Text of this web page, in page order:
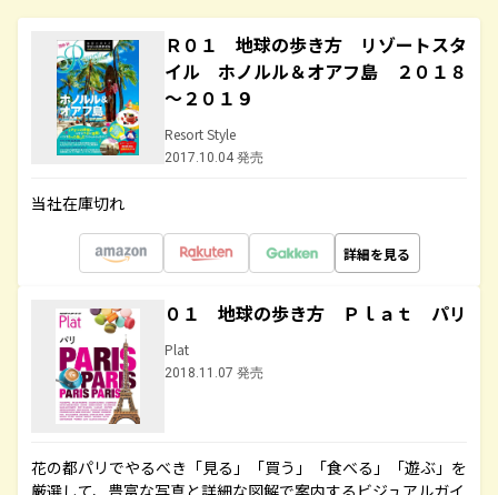
Ｒ０１ 地球の歩き方 リゾートスタ
イル ホノルル＆オアフ島 ２０１８
～２０１９
Resort Style
2017.10.04 発売
当社在庫切れ
詳細を見る
０１ 地球の歩き方 Ｐｌａｔ パリ
Plat
2018.11.07 発売
花の都パリでやるべき「見る」「買う」「食べる」「遊ぶ」を
厳選して、豊富な写真と詳細な図解で案内するビジュアルガイ